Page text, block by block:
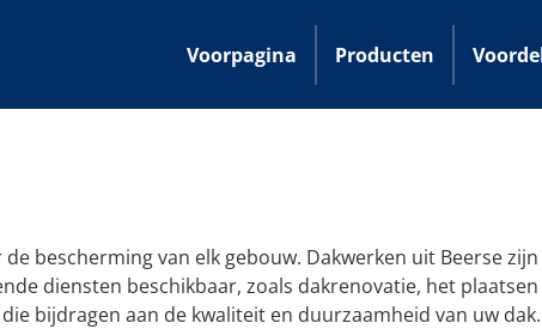
Voorpagina Producten
bescherming van elk gebouw. Dakwerken uit Beerse zijn
diensten beschikbaar, zoals dakrenovatie, het plaatsen
bijdragen aan de kwaliteit en duurzaamheid van uw dak.